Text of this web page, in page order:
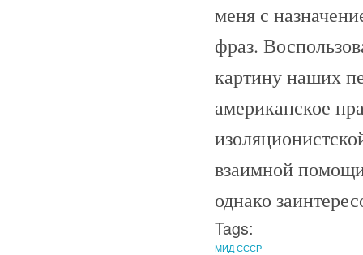
меня с
фраз.
картину наших
американское
взаимной
однако
Tags:
МИД СССР